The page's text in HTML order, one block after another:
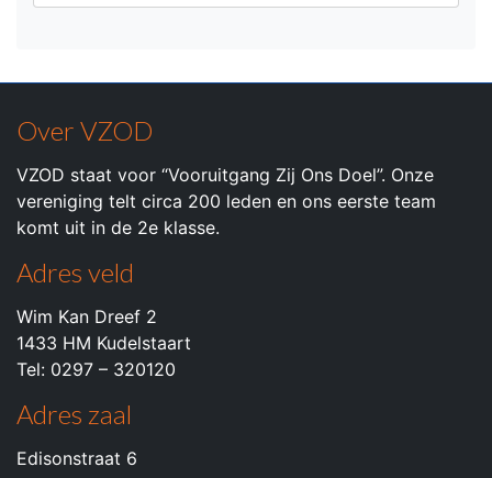
Over VZOD
VZOD staat voor “Vooruitgang Zij Ons Doel”. Onze
vereniging telt circa 200 leden en ons eerste team
komt uit in de 2e klasse.
Adres veld
Wim Kan Dreef 2
1433 HM Kudelstaart
Tel: 0297 – 320120
Adres zaal
Edisonstraat 6